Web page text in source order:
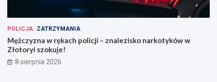
POLICJA ZATRZYMANIA
Mężczyzna w rękach policji – znalezisko narkotyków w
Złotoryi szokuje!
8 sierpnia 2026